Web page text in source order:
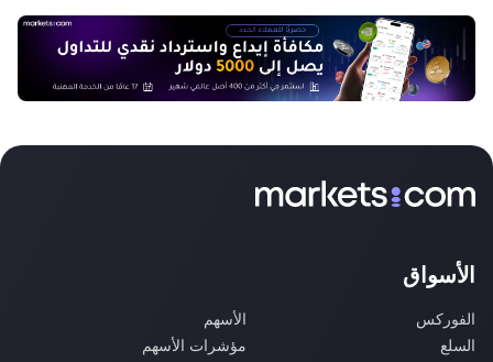
الأسواق
الفوركس
الأسهم
السلع
مؤشرات الأسهم